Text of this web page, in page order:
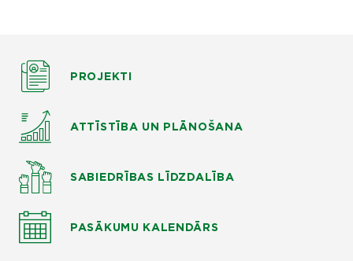
PROJEKTI
ATTĪSTĪBA UN PLĀNOŠANA
SABIEDRĪBAS LĪDZDALĪBA
PASĀKUMU KALENDĀRS